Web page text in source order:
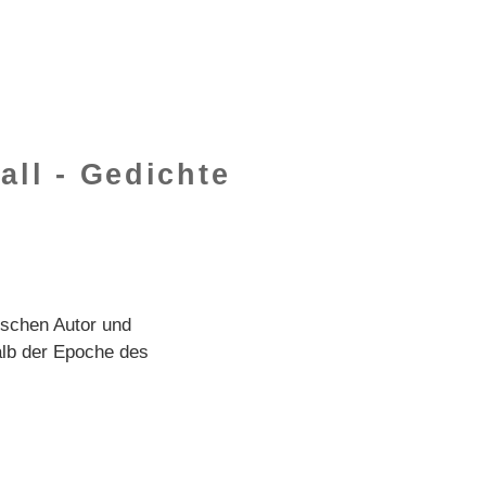
all - Gedichte
Autor und
der Epoche des